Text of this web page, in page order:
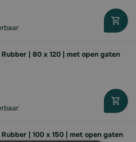
| 80 x 120 | met open gaten
| 100 x 150 | met open gaten